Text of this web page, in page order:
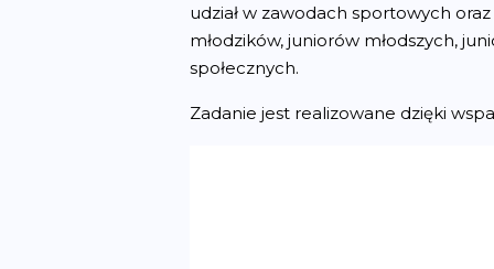
udział w zawodach sportowych
młodzików, juniorów młodszych,
społecznych.
Zadanie jest realizowane dzięki